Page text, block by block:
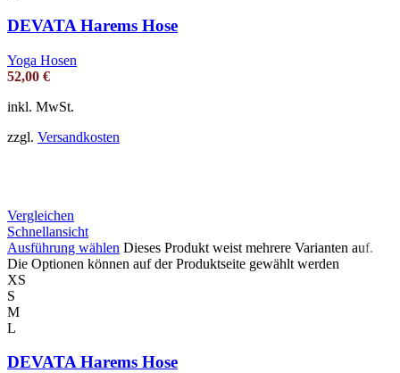
DEVATA Harems Hose
Yoga Hosen
52,00 €
inkl. MwSt.
zzgl. Versandkosten
Vergleichen
Schnellansicht
Ausführung wählen Dieses Produkt weist mehrere Varianten auf.
Die Optionen können auf der Produktseite gewählt werden
XS
S
M
L
DEVATA Harems Hose